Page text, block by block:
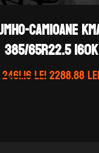
CAMIOANE
385/65R22.5 160K
2461.16leiPrețul
2288.88lei